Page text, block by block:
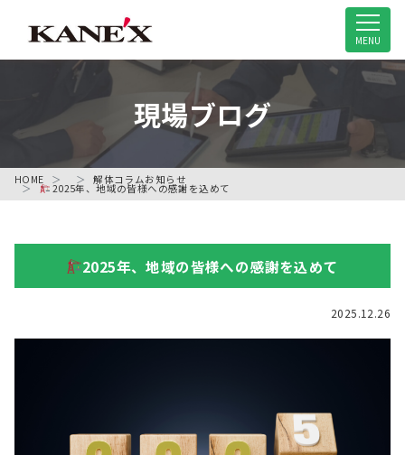
米子市の解体工事専門MENU
現場ブログ
HOME 解体コラム お知らせ
2025年、地域の皆様への感謝を込めて
2025年、地域の皆様への感謝を込めて
2025.12.26